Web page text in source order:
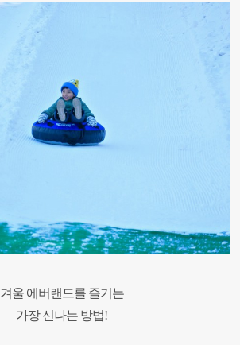
겨울 에버랜드를 즐기는
가장 신나는 방법!